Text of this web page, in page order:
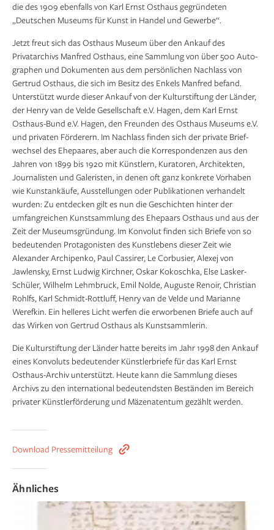
die des 1909 ebenfalls von Karl Ernst Osthaus gegründeten
„Deutschen Museums für Kunst in Handel und Gewerbe“.
Jetzt freut sich das Osthaus Museum über den Ankauf des
Privatarchivs Manfred Osthaus, eine Sammlung von über 500 Auto­
graphen und Dokumenten aus dem per­sönlichen Nachlass von
Gertrud Osthaus, die sich im Besitz des Enkels Man­fred befand.
Unterstützt wurde dieser Ankauf von der Kulturstiftung der Länder,
der Henry van de Velde Gesell­schaft e.V. Hagen, dem Karl Ernst
Osthaus-Bund e.V. Hagen, den Freunden des Osthaus Museums e.V.
und privaten Förde­rern. Im Nachlass finden sich der private Brief­
wechsel des Ehe­paares, aber auch die Korres­pondenzen aus den
Jahren von 1899 bis 1920 mit Künstlern, Kuratoren, Architek­ten,
Journalisten und Galeristen, in denen oft ganz konkrete Vorhaben
wie Kunst­ankäufe, Aus­stell­ungen oder Publi­kationen verhandelt
wurden: Zu entdecken gilt es nun die Ge­schichten hinter der
umfangreichen Kunstsammlung des Ehepaars Ost­haus und aus der
Zeit der Museums­grün­dung. Im Konvolut finden sich Briefe von so
bedeutenden Protagonisten des Kunstlebens dieser Zeit wie
Alexander Archi­penko, Paul Cassirer, Le Corbusier, Alexej von
Jawlensky, Ernst Ludwig Kirchner, Oskar Koko­schka, Else Lasker-
Schüler, Wilhelm Lehmbruck, Emil Nolde, Auguste Renoir, Christian
Rohlfs, Karl Schmidt-Rottluff, Henry van de Velde und Marianne
Weref­kin. Ein helleres Licht werfen die erworbenen Briefe auch auf
das Wir­ken von Gertrud Osthaus als Kunst­samm­lerin.
Die Kulturstiftung der Länder hatte bereits im Jahr 1998 den Ankauf
eines Kon­voluts bedeutender Künstlerbriefe für das Karl Ernst
Osthaus-Archiv unterstützt. Heute kann die Sammlung dieses
Archivs zu den inter­national bedeu­tendsten Be­ständen im Bereich
privater Künstlerförderung und Mäzenatentum gezählt werden.
Download Pressemitteilung
Ähnliches